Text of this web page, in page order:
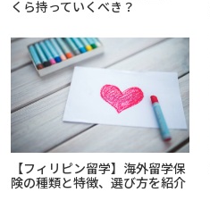
くら持っていくべき？
【フィリピン留学】海外留学保
険の種類と特徴、選び方を紹介